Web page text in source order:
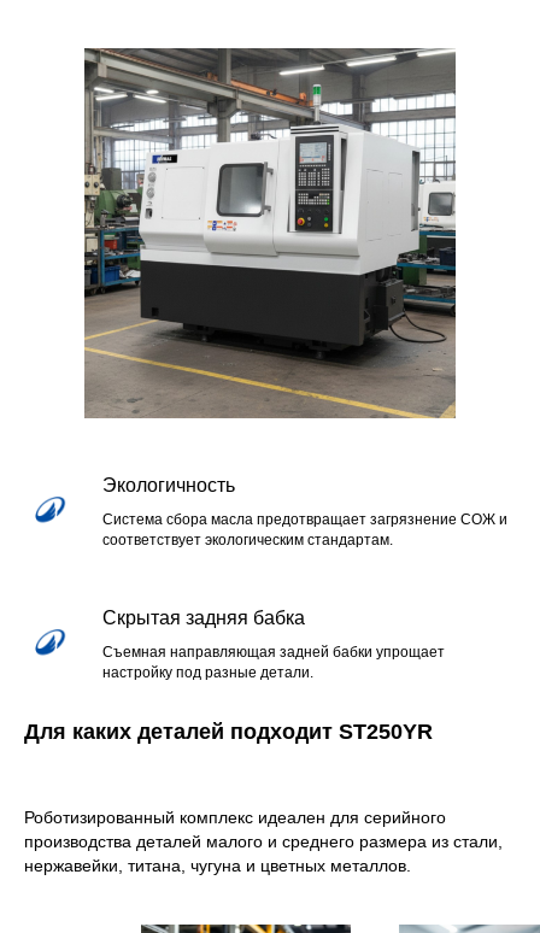
Экологичность
Система сбора масла предотвращает загрязнение СОЖ и
соответствует экологическим стандартам.
Скрытая задняя бабка
Съемная направляющая задней бабки упрощает
настройку под разные детали.
Для каких деталей подходит ST250YR
Роботизированный комплекс идеален для серийного
производства деталей малого и среднего размера из стали,
нержавейки, титана, чугуна и цветных металлов.